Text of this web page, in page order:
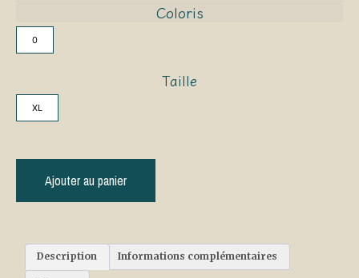
Coloris
0
Taille
XL
Ajouter au panier
Description Informations complémentaires